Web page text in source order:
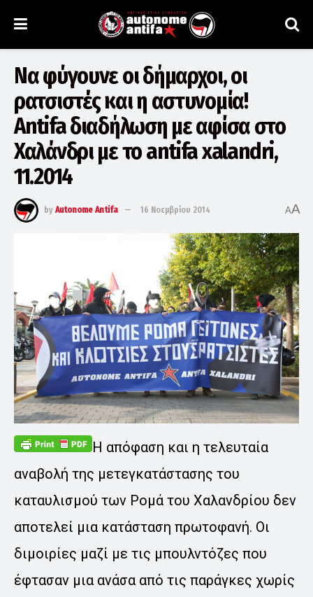
Να φύγουνε οι δήμαρχοι, οι
ρατσιστές και η αστυνομία!
Antifa διαδήλωση με αφίσα στο
Χαλάνδρι με το antifa xalandri,
11.2014
by Autonome Antifa 16 Νοεμβρίου 2014 AA
Η απόφαση και η τελευταία
αναβολή της μετεγκατάστασης του
καταυλισμού των Ρομά του Χαλανδρίου δεν
αποτελεί μια κατάσταση πρωτοφανή. Οι
διμοιρίες μαζί με τις μπουλντόζες που
έφτασαν μια ανάσα από τις παράγκες χωρίς